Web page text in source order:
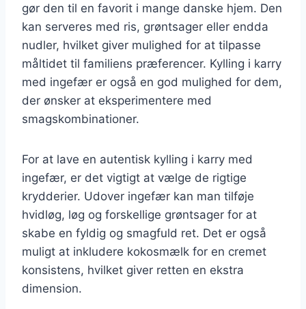
gør den til en favorit i mange danske hjem. Den
kan serveres med ris, grøntsager eller endda
nudler, hvilket giver mulighed for at tilpasse
måltidet til familiens præferencer. Kylling i karry
med ingefær er også en god mulighed for dem,
der ønsker at eksperimentere med
smagskombinationer.
For at lave en autentisk kylling i karry med
ingefær, er det vigtigt at vælge de rigtige
krydderier. Udover ingefær kan man tilføje
hvidløg, løg og forskellige grøntsager for at
skabe en fyldig og smagfuld ret. Det er også
muligt at inkludere kokosmælk for en cremet
konsistens, hvilket giver retten en ekstra
dimension.